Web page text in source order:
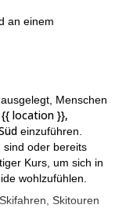
an einem
Menschen
{{ location }},
einzuführen.
sind oder bereits
Kurs, um sich in
wohlzufühlen.
Skitouren